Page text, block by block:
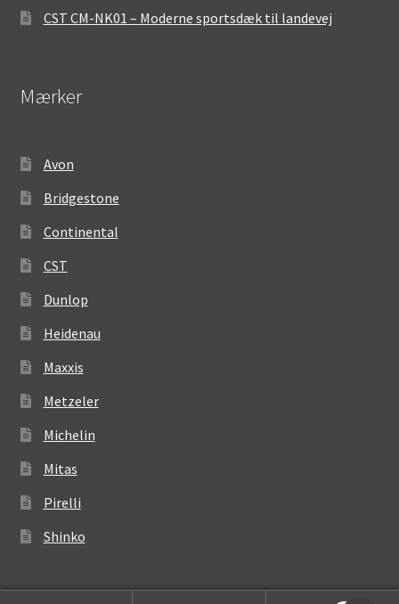
CST CM-NK01 – Moderne sportsdæk til landevej
Mærker
Avon
Bridgestone
Continental
CST
Dunlop
Heidenau
Maxxis
Metzeler
Michelin
Mitas
Pirelli
Shinko